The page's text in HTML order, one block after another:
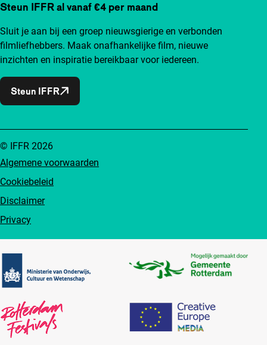
Steun IFFR al vanaf €4 per maand
Sluit je aan bij een groep nieuwsgierige en verbonden
filmliefhebbers. Maak onafhankelijke film, nieuwe
inzichten en inspiratie bereikbaar voor iedereen.
Steun IFFR
Algemene voorwaarden
Cookiebeleid
Disclaimer
Privacy
© IFFR 2026